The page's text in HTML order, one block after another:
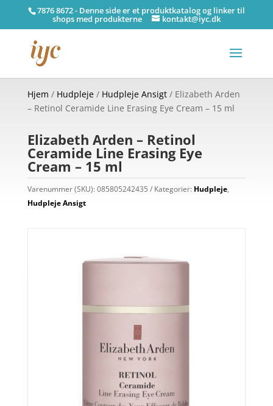
7876 8672 - Denne side er et produktkatalog og linker til
shops med produkterne kontakt@iyc.dk
Hjem / Hudpleje/ Hudpleje Ansigt/ Elizabeth Arden
– Retinol Ceramide Line Erasing Eye Cream – 15 ml
Elizabeth Arden – Retinol
Ceramide Line Erasing Eye
Cream – 15 ml
Varenummer (SKU):085805242435 Kategorier: Hudpleje,
Hudpleje Ansigt